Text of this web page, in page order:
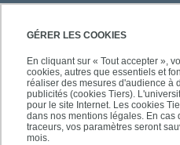
GÉRER LES COOKIES
En cliquant sur « Tout accepter »,
cookies, autres que essentiels et
réaliser des mesures d'audience à
publicités (cookies Tiers).
pour le site Internet. Les cookies
dans nos mentions légales. En cas
traceurs, vos paramètres seront
mois.